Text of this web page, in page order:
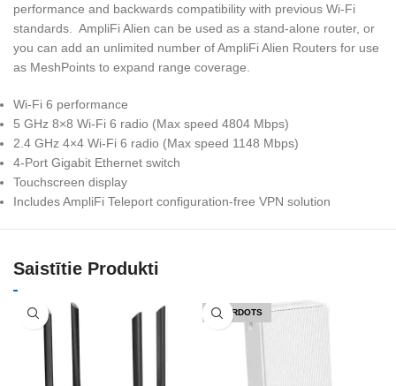
performance and backwards compatibility with previous Wi-Fi
standards. AmpliFi Alien can be used as a stand-alone router, or
you can add an unlimited number of AmpliFi Alien Routers for use
as MeshPoints to expand range coverage.
Wi-Fi 6 performance
5 GHz 8×8 Wi-Fi 6 radio (Max speed 4804 Mbps)
2.4 GHz 4×4 Wi-Fi 6 radio (Max speed 1148 Mbps)
4-Port Gigabit Ethernet switch
Touchscreen display
Includes AmpliFi Teleport configuration-free VPN solution
Saistītie Produkti
IZPĀRDOTS